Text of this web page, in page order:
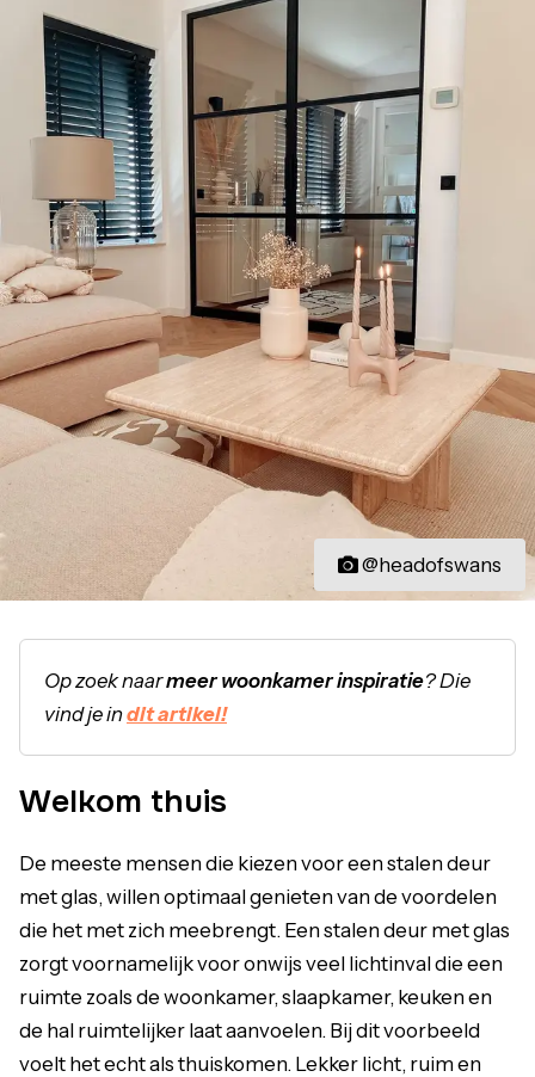
@headofswans
Op zoek naarmeer woonkamer inspiratie? Die
vind je indit artikel!
Welkom thuis
De meeste mensen die kiezen voor een stalen deur
met glas, willen optimaal genieten van de voordelen
die het met zich meebrengt. Een stalen deur met glas
zorgt voornamelijk voor onwijs veel lichtinval die een
ruimte zoals de woonkamer, slaapkamer, keuken en
de hal ruimtelijker laat aanvoelen. Bij dit voorbeeld
voelt het echt als thuiskomen. Lekker licht, ruim en